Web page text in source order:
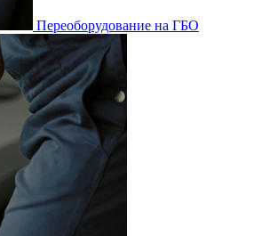
Переоборудование на ГБО